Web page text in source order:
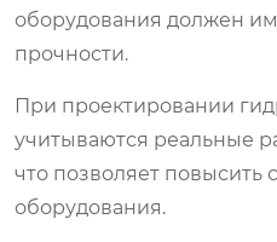
оборудования должен
прочности.
При проектировании
учитываются реальные
что позволяет повысить
оборудования.